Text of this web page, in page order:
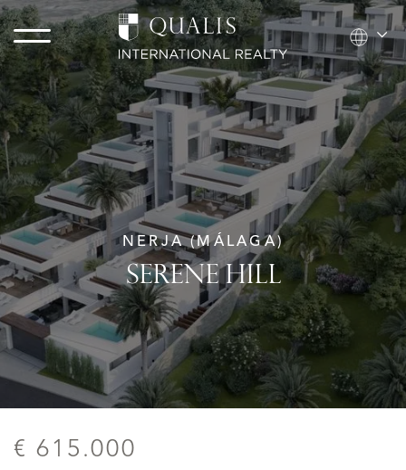
NERJA (MÁLAGA)
SERENE HILL
€ 615.000